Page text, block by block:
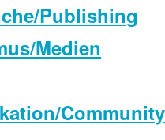
Publishing
Medien
Community